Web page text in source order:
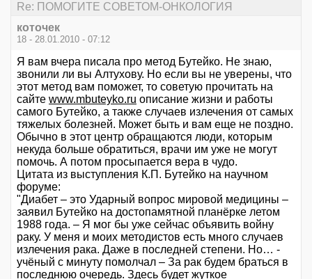
Re: ПОМОГИТЕ СОВЕТОМ-ОНКОЛОГИЯ
коточек
18 - 28.01.2010 - 07:12
Я вам вчера писала про метод Бутейко. Не знаю,
звонили ли вы Алтухову. Но если вы не уверены, что
этот метод вам поможет, то советую прочитать на
сайте www.mbuteyko.ru описание жизни и работы
самого Бутейко, а также случаев излечения от самых
тяжелых болезней. Может быть и вам еще не поздно.
Обычно в этот центр обращаются люди, которым
некуда больше обратиться, врачи им уже не могут
помочь. А потом просыпается вера в чудо.
Цитата из выступления К.П. Бутейко на научном
форуме:
"Диабет – это Ударный вопрос мировой медицины –
заявил Бутейко на достопамятной планёрке летом
1988 года. – Я мог бы уже сейчас объявить войну
раку. У меня и моих методистов есть много случаев
излечения рака. Даже в последней степени. Но… -
учёный с минуту помолчал – За рак будем браться в
последнюю очередь. Здесь будет жуткое